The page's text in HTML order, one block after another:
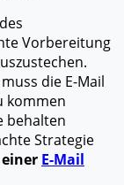
Vorbereitung
die E-Mail
kommen
behalten
Strategie
E-Mail